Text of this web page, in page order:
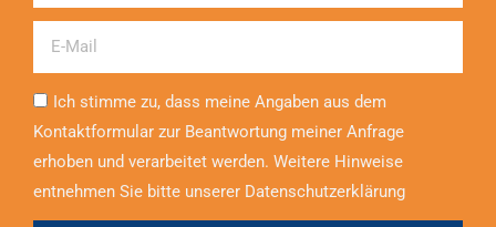
Ich stimme zu, dass meine Angaben aus dem
Kontaktformular zur Beantwortung meiner Anfrage
erhoben und verarbeitet werden. Weitere Hinweise
entnehmen Sie bitte unserer Datenschutzerklärung